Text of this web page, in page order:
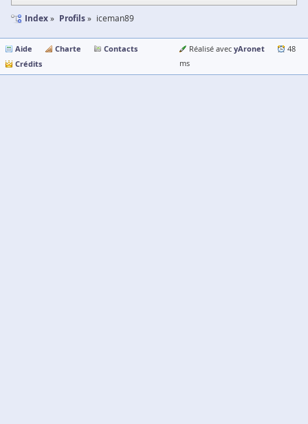
Index Profils iceman89
Aide Charte
Contacts
Crédits
Réalisé avec yAronet
48
ms